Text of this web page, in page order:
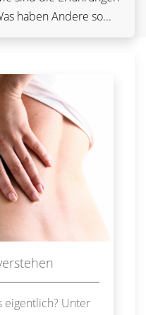
haben Andere so...
eigentlich? Unter